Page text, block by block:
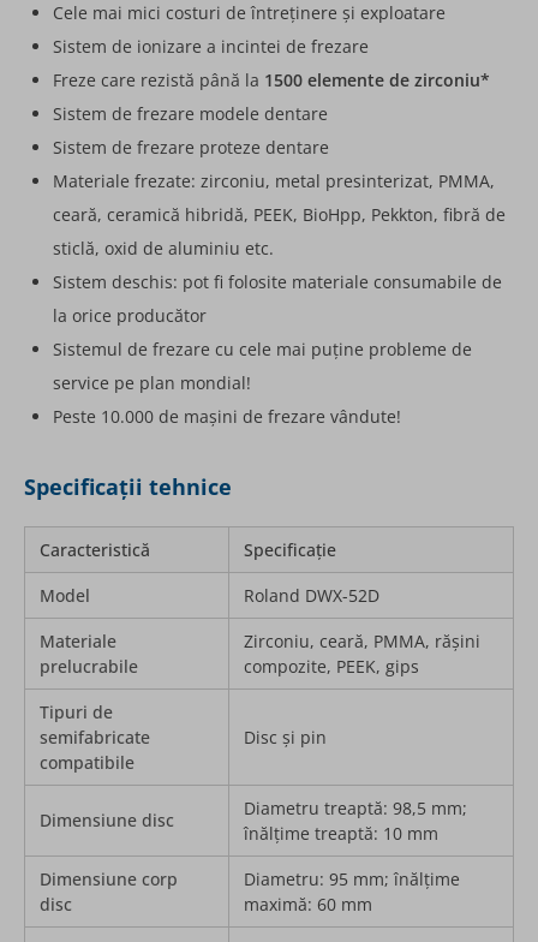
Cele mai mici costuri de întreținere și exploatare
Sistem de ionizare a incintei de frezare
Freze care rezistă până la 1500 elemente de zirconiu*
Sistem de frezare modele dentare
Sistem de frezare proteze dentare
Materiale frezate: zirconiu, metal presinterizat, PMMA,
ceară, ceramică hibridă, PEEK, BioHpp, Pekkton, fibră de
sticlă, oxid de aluminiu etc.
Sistem deschis: pot fi folosite materiale consumabile de
la orice producător
Sistemul de frezare cu cele mai puține probleme de
service pe plan mondial!
Peste 10.000 de mașini de frezare vândute!
Specificații tehnice
Caracteristică
Specificație
Model
Roland DWX-52D
Materiale
prelucrabile
Zirconiu, ceară, PMMA, rășini
compozite, PEEK, gips
Tipuri de
semifabricate
compatibile
Disc și pin
Dimensiune disc
Diametru treaptă: 98,5 mm;
înălțime treaptă: 10 mm
Dimensiune corp
disc
Diametru: 95 mm; înălțime
maximă: 60 mm